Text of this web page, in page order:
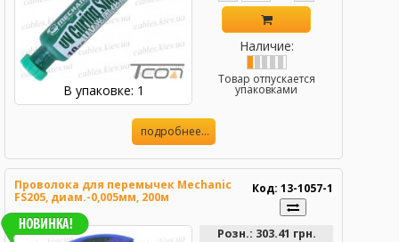
В упаковке: 1
Наличие:
Товар отпускается
упаковками
подробнее...
Проволока для перемычек Mechanic
FS205, диам.-0,005мм, 200м
Код: 13-1057-1
Розн.: 303.41 грн.